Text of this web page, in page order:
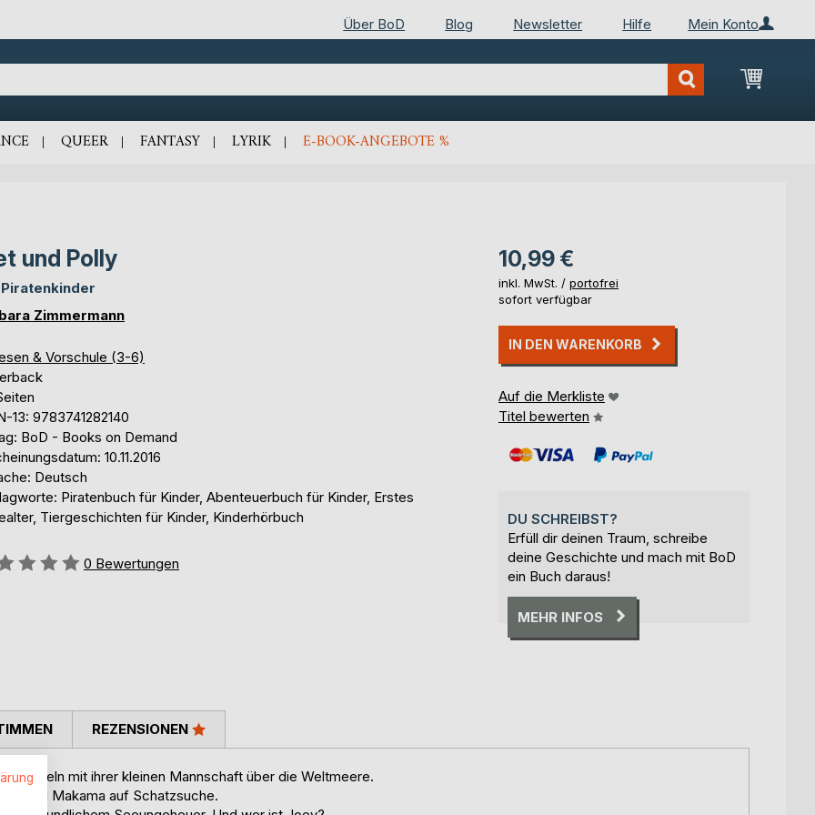
Mein Konto
Über BoD Blog Newsletter Hilfe
Mein
QUEER FANTASY LYRIK E-BOOK-ANGEBOTE %
und Polly
Zimmermann
& Vorschule (3-6)
13: 9783741282140
BoD - Books on Demand
10.11.2016
Deutsch
Piratenbuch für Kinder, Abenteuerbuch für Kinder, Erstes
Tiergeschichten für Kinder, Kinderhörbuch
0 Bewertungen
10,99 €
inkl. MwSt. / portofrei
sofort verfügbar
IN DEN WARENKORB
Auf die Merkliste
Titel bewerten
DU SCHREIBST?
Erfüll dir deinen Traum, schreibe
deine Geschichte und mach mit BoD
ein Buch daraus!
MEHR INFOS
segeln mit ihrer kleinen Mannschaft über die Weltmeere.
Insel Makama auf Schatzsuche.
REZENSIONEN